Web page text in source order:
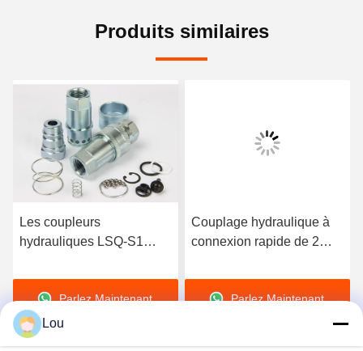
Produits similaires
Les coupleurs
hydrauliques LSQ-S1
TNP échangent l'OIN
7241-1 séries
Parlez Maintenant.
Couplage hydraulique à
connexion rapide de 2
hydraulique à face plate à
usage général
Parlez Maintenant.
Lou